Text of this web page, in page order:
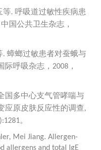
等.呼吸道过敏性疾病患
国公共卫生杂志，
.蟑螂过敏患者对蚕蛾与
际呼吸杂志， 2008 ，
国多中心支气管哮喘与
应原皮肤反应性的调查,
。
Mei Jiang. Allergen-
allergens and total IgE